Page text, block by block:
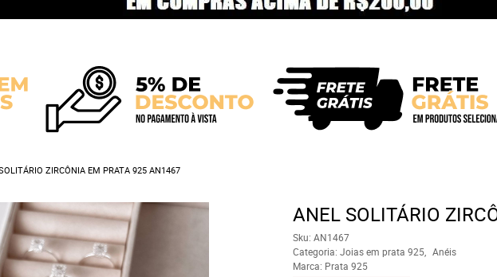
ZIRCÔNIA EM PRATA 925 AN1467
ANEL SOLITÁRIO
Sku: AN1467
Categoria: Joias em prata 925
Anéis
Marca: Prata 925